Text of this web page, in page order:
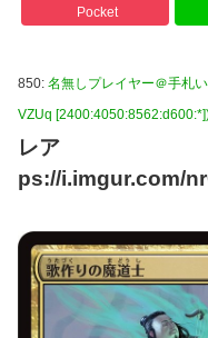
Pocket
850: 名無しプレイヤー＠手札
VZUq
レア
ps://i.imgur.com/